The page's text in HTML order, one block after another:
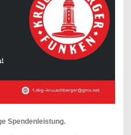
Spendenleistung.